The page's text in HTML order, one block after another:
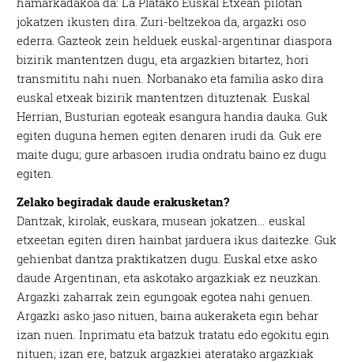
jokatzen ikusten dira. Zuri-beltzekoa da, argazki oso
ederra. Gazteok zein helduek euskal-argentinar diaspora
bizirik mantentzen dugu, eta argazkien bitartez, hori
transmititu nahi nuen. Norbanako eta familia asko dira
euskal etxeak bizirik mantentzen dituztenak. Euskal
Herrian, Busturian egoteak esangura handia dauka. Guk
egiten duguna hemen egiten denaren irudi da. Guk ere
maite dugu; gure arbasoen irudia ondratu baino ez dugu
egiten.
Zelako begiradak daude erakusketan?
Dantzak, kirolak, euskara, musean jokatzen… euskal
etxeetan egiten diren hainbat jarduera ikus daitezke. Guk
gehienbat dantza praktikatzen dugu. Euskal etxe asko
daude Argentinan, eta askotako argazkiak ez neuzkan.
Argazki zaharrak zein egungoak egotea nahi genuen.
Argazki asko jaso nituen, baina aukeraketa egin behar
izan nuen. Inprimatu eta batzuk tratatu edo egokitu egin
nituen; izan ere, batzuk argazkiei ateratako argazkiak